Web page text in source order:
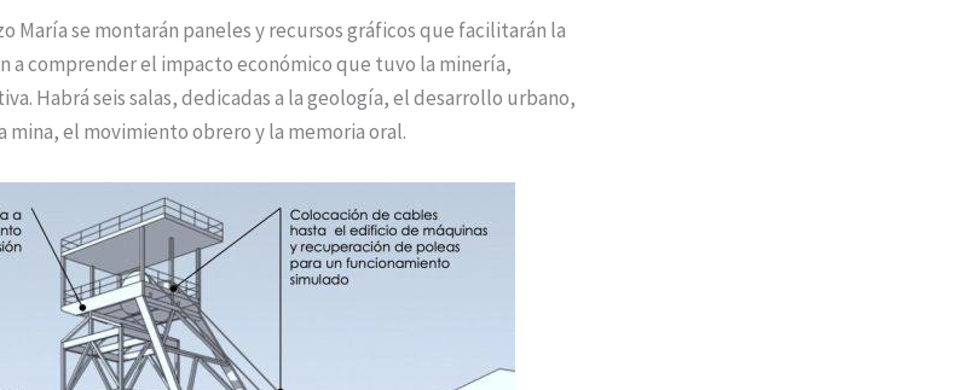
María se montarán paneles y recursos gráficos que facilitarán la
a comprender el impacto económico que tuvo la minería,
Habrá seis salas, dedicadas a la geología, el desarrollo urbano,
mina, el movimiento obrero y la memoria oral.